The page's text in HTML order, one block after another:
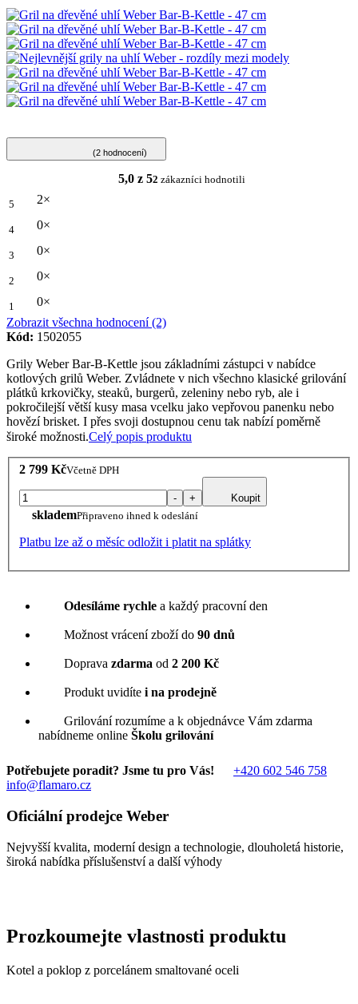
(2 hodnocení)
5,0 z 52 zákazníci hodnotili
5 2×
4 0×
3 0×
2 0×
1
0×
Zobrazit všechna hodnocení (2)
Kód: 1502055
Grily Weber Bar-B-Kettle jsou základními zástupci v nabídce
kotlových grilů Weber. Zvládnete v nich všechno klasické grilování
plátků krkovičky, steaků, burgerů, zeleniny nebo ryb, ale i
pokročilejší větší kusy masa vcelku jako vepřovou panenku nebo
hovězí brisket. I přes svoji dostupnou cenu tak nabízí poměrně
široké možnosti.Celý popis produktu
2 799 KčVčetně DPH
- + Koupit
sklademPřipraveno ihned k odeslání
Platbu lze až o měsíc odložit i platit na splátky
Odesíláme rychle a každý pracovní den
Možnost vrácení zboží do 90 dnů
Doprava zdarma od 2 200 Kč
Produkt uvidíte i na prodejně
Grilování rozumíme a k objednávce Vám zdarma
nabídneme online Školu grilování
Potřebujete poradit? Jsme tu pro Vás!
+420 602 546 758
info@flamaro.cz
Oficiální prodejce Weber
Nejvyšší kvalita, moderní design a technologie, dlouholetá historie,
široká nabídka příslušenství a další výhody
Prozkoumejte vlastnosti produktu
Kotel a poklop z porcelánem smaltované oceli